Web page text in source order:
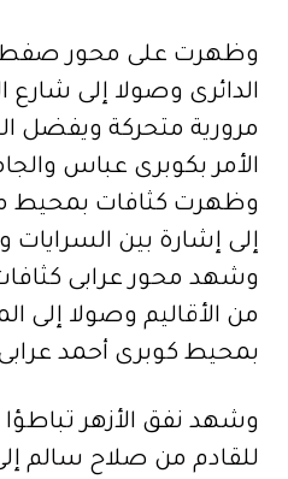
وظهرت على محور صفط
الدائرى وصولا إلى شارع
مرورية متحركة ويفضل
الأمر بكوبرى عباس
وظهرت كثافات بمحيط
إلى إشارة بين السرايات
وشهد محور عرابى
من الأقاليم وصولا إلى
بمحيط كوبرى أحمد
وشهد نفق الأزهر
للقادم من صلاح سالم إلى